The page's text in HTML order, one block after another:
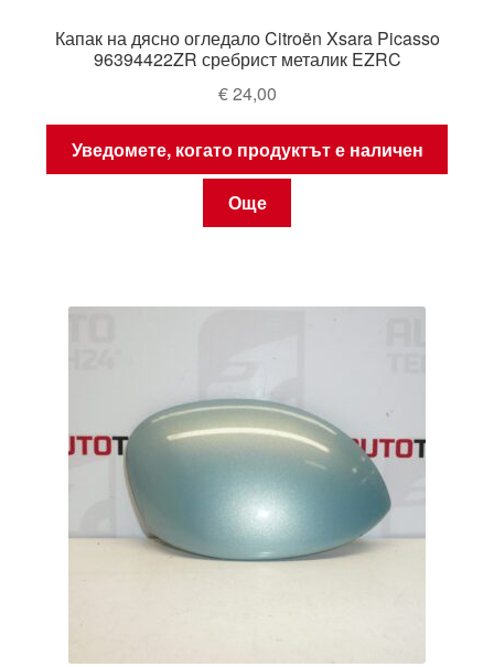
Капак на дясно огледало Citroën Xsara Picasso
96394422ZR сребрист металик EZRC
€24,00
Уведомете, когато продуктът е наличен
Още